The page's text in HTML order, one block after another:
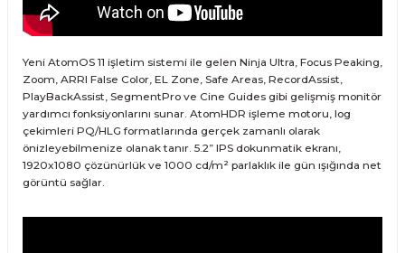
Yeni AtomOS 11 işletim sistemi ile gelen Ninja Ultra, Focus Peaking,
Zoom, ARRI False Color, EL Zone, Safe Areas, RecordAssist,
PlayBackAssist, SegmentPro ve Cine Guides gibi gelişmiş monitör
yardımcı fonksiyonlarını sunar. AtomHDR işleme motoru, log
çekimleri PQ/HLG formatlarında gerçek zamanlı olarak
önizleyebilmenize olanak tanır. 5.2” IPS dokunmatik ekranı,
1920x1080 çözünürlük ve 1000 cd/m² parlaklık ile gün ışığında net
görüntü sağlar.